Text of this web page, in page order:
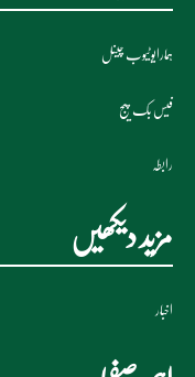
ہمارایوٹیوب چینل
فیس بک پیج
رابطہ
مزید دیکھیں
اخبار